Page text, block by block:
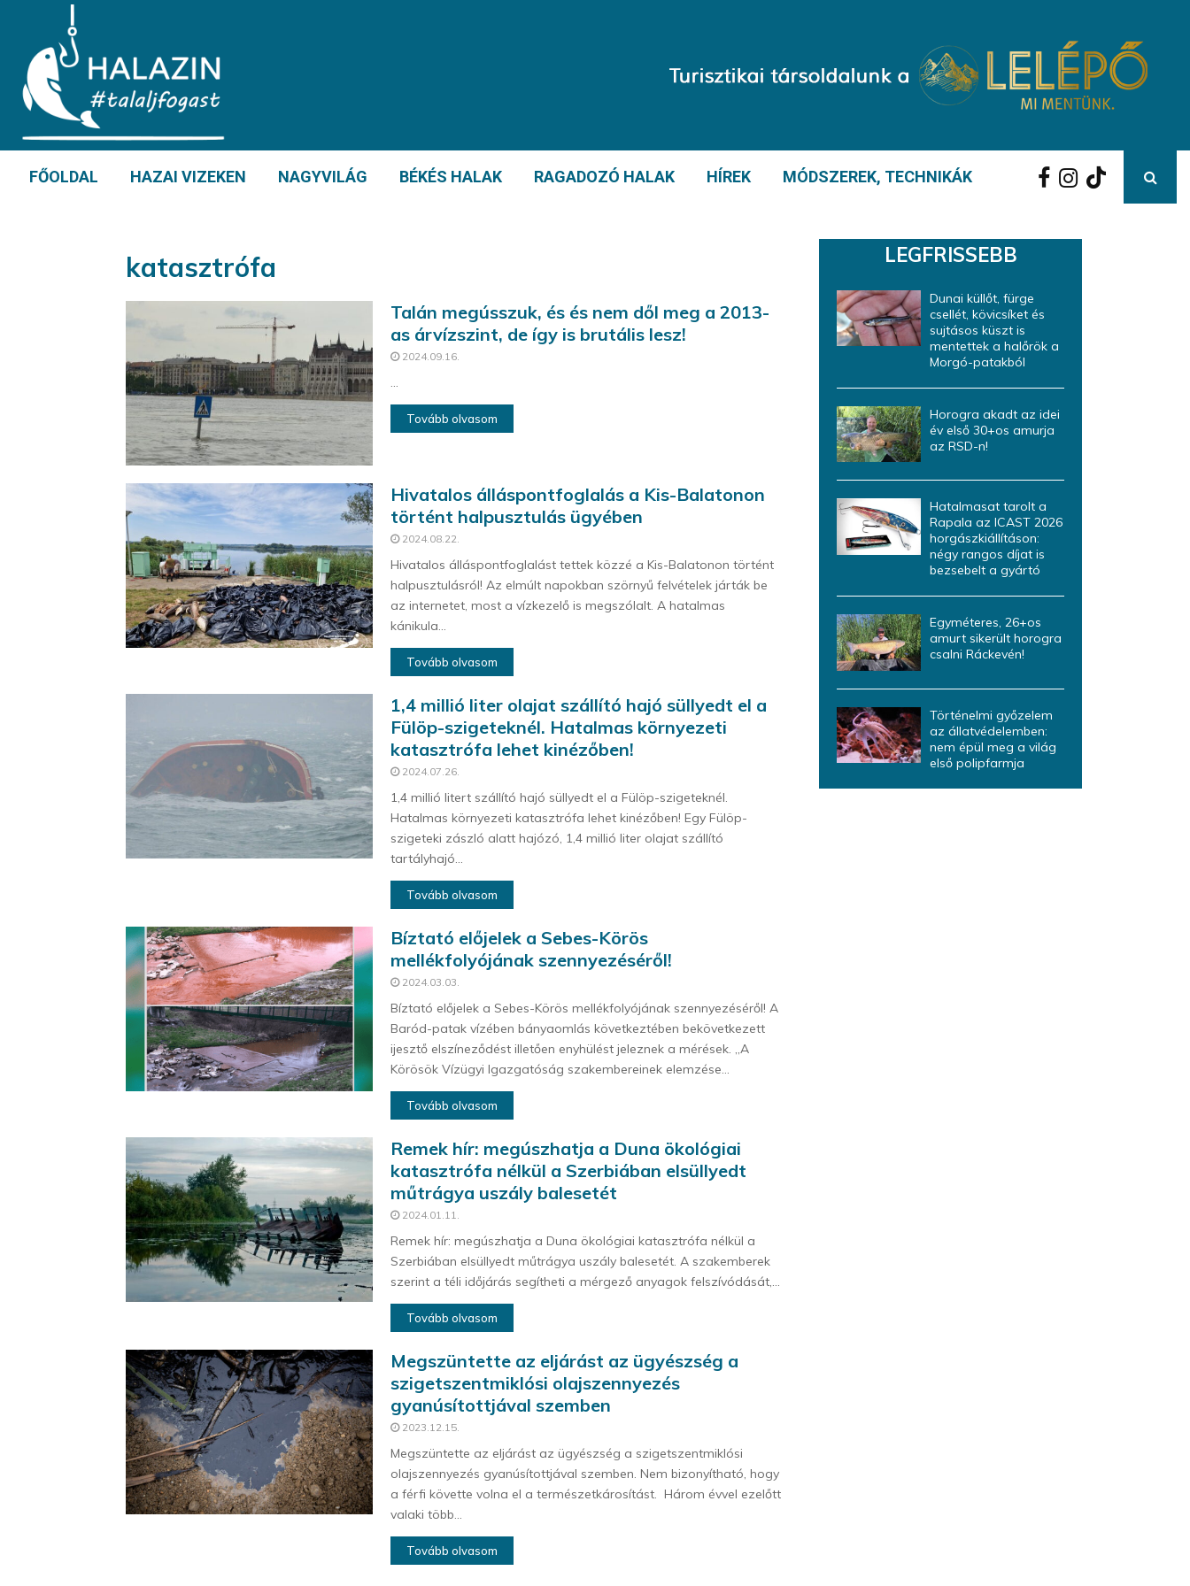
FŐOLDAL HAZAI VIZEKEN NAGYVILÁG BÉKÉS HALAK RAGADOZÓ HALAK HÍREK MÓDSZEREK, TECHNIKÁK
katasztrófa
Talán megússzuk, és és nem dől meg a 2013-
as árvízszint, de így is brutális lesz!
2024.09.16.
...
Tovább olvasom
Hivatalos álláspontfoglalás a Kis-Balatonon
történt halpusztulás ügyében
2024.08.22.
Hivatalos álláspontfoglalást tettek közzé a Kis-Balatonon történt
halpusztulásról! Az elmúlt napokban szörnyű felvételek járták be
az internetet, most a vízkezelő is megszólalt. A hatalmas
kánikula...
Tovább olvasom
1,4 millió liter olajat szállító hajó süllyedt el a
Fülöp-szigeteknél. Hatalmas környezeti
katasztrófa lehet kinézőben!
2024.07.26.
1,4 millió litert szállító hajó süllyedt el a Fülöp-szigeteknél.
Hatalmas környezeti katasztrófa lehet kinézőben! Egy Fülöp-
szigeteki zászló alatt hajózó, 1,4 millió liter olajat szállító
tartályhajó...
Tovább olvasom
Bíztató előjelek a Sebes-Körös
mellékfolyójának szennyezéséről!
2024.03.03.
Bíztató előjelek a Sebes-Körös mellékfolyójának szennyezéséről! A
Baród-patak vízében bányaomlás következtében bekövetkezett
ijesztő elszíneződést illetően enyhülést jeleznek a mérések. „A
Körösök Vízügyi Igazgatóság szakembereinek elemzése...
Tovább olvasom
Remek hír: megúszhatja a Duna ökológiai
katasztrófa nélkül a Szerbiában elsüllyedt
műtrágya uszály balesetét
2024.01.11.
Remek hír: megúszhatja a Duna ökológiai katasztrófa nélkül a
Szerbiában elsüllyedt műtrágya uszály balesetét. A szakemberek
szerint a téli időjárás segítheti a mérgező anyagok felszívódását,...
Tovább olvasom
Megszüntette az eljárást az ügyészség a
szigetszentmiklósi olajszennyezés
gyanúsítottjával szemben
2023.12.15.
Megszüntette az eljárást az ügyészség a szigetszentmiklósi
olajszennyezés gyanúsítottjával szemben. Nem bizonyítható, hogy
a férfi követte volna el a természetkárosítást. Három évvel ezelőtt
valaki több...
Tovább olvasom
LEGFRISSEBB
Dunai küllőt, fürge
csellét, kövicsíket és
sujtásos küszt is
mentettek a halőrök a
Morgó-patakból
Horogra akadt az idei
év első 30+os amurja
az RSD-n!
Hatalmasat tarolt a
Rapala az ICAST 2026
horgászkiállításon:
négy rangos díjat is
bezsebelt a gyártó
Egyméteres, 26+os
amurt sikerült horogra
csalni Ráckevén!
Történelmi győzelem
az állatvédelemben:
nem épül meg a világ
első polipfarmja